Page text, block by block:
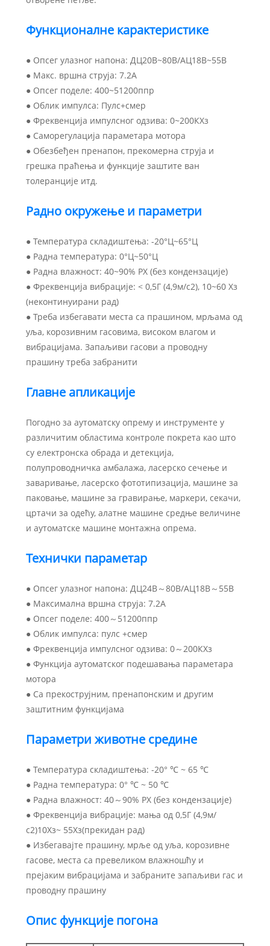
Функционалне карактеристике
● Опсег улазног напона: ДЦ20В~80В/АЦ18В~55В
● Макс. вршна струја: 7.2А
● Опсег поделе: 400~51200ппр
● Облик импулса: Пулс+смер
● Фреквенција импулсног одзива: 0~200КХз
● Саморегулација параметара мотора
● Обезбеђен пренапон, прекомерна струја и
грешка праћења и функције заштите ван
толеранције итд.
Радно окружење и параметри
● Температура складиштења: -20°Ц~65°Ц
● Радна температура: 0°Ц~50°Ц
● Радна влажност: 40~90% РХ (без кондензације)
● Фреквенција вибрације: < 0,5Г (4,9м/с2), 10~60 Хз
(неконтинуирани рад)
● Треба избегавати места са прашином, мрљама од
уља, корозивним гасовима, високом влагом и
вибрацијама. Запаљиви гасови а проводну
прашину треба забранити
Главне апликације
Погодно за аутоматску опрему и инструменте у
различитим областима контроле покрета као што
су електронска обрада и детекција,
полупроводничка амбалажа, ласерско сечење и
заваривање, ласерско фототипизација, машине за
паковање, машине за гравирање, маркери, секачи,
цртачи за одећу, алатне машине средње величине
и аутоматске машине монтажна опрема.
Технички параметар
● Опсег улазног напона: ДЦ24В～80В/АЦ18В～55В
● Максимална вршна струја: 7.2А
● Опсег поделе: 400～51200ппр
● Облик импулса: пулс +смер
● Фреквенција импулсног одзива: 0～200КХз
● Функција аутоматског подешавања параметара
мотора
● Са прекострујним, пренапонским и другим
заштитним функцијама
Параметри животне средине
● Температура складиштења: -20° ℃ ~ 65 ℃
● Радна температура: 0° ℃ ~ 50 ℃
● Радна влажност: 40～90% РХ (без кондензације)
● Фреквенција вибрације: мања од 0,5Г (4,9м/
с2)10Хз~ 55Хз(прекидан рад)
● Избегавајте прашину, мрље од уља, корозивне
гасове, места са превеликом влажношћу и
прејаким вибрацијама и забраните запаљиви гас и
проводну прашину
Опис функције погона